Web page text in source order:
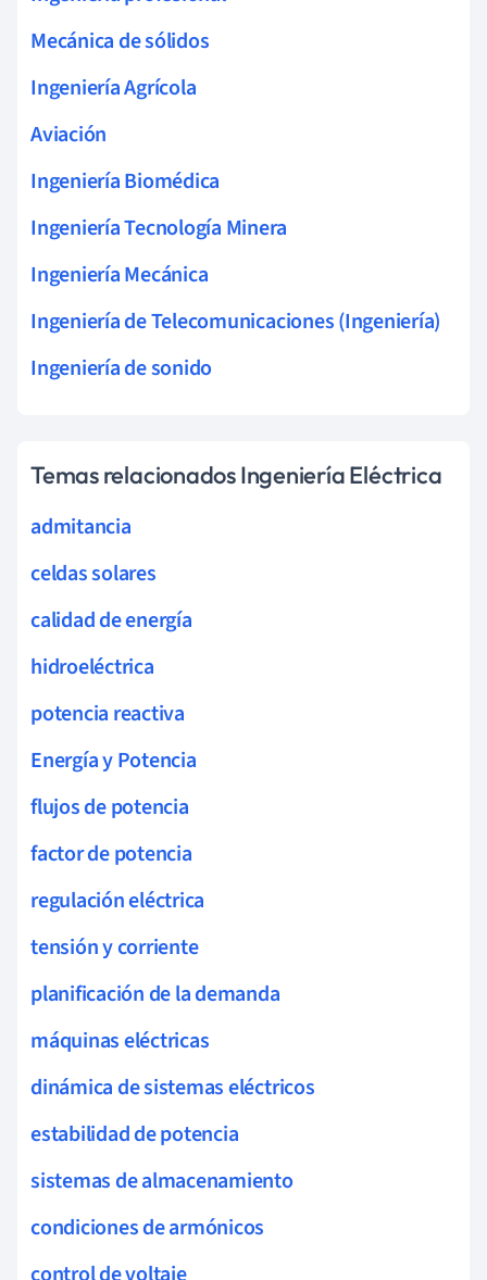
Mecánica de sólidos
Ingeniería Agrícola
Aviación
Ingeniería Biomédica
Ingeniería Tecnología Minera
Ingeniería Mecánica
Ingeniería de Telecomunicaciones (Ingeniería)
Ingeniería de sonido
Temas relacionados Ingeniería Eléctrica
admitancia
celdas solares
calidad de energía
hidroeléctrica
potencia reactiva
Energía y Potencia
flujos de potencia
factor de potencia
regulación eléctrica
tensión y corriente
planificación de la demanda
máquinas eléctricas
dinámica de sistemas eléctricos
estabilidad de potencia
sistemas de almacenamiento
condiciones de armónicos